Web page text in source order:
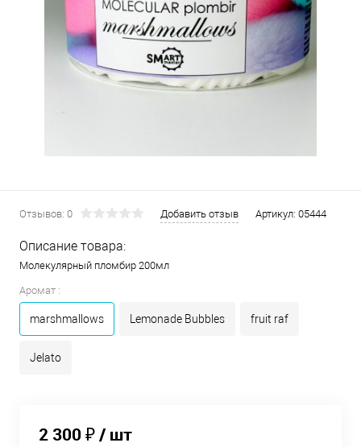
Отзывов: 0 Добавить отзыв Артикул: 05444
Описание товара:
Молекулярный пломбир 200мл
Аромат :
marshmallows Lemonade Bubbles fruit raf
Jelato
2 300 ₽/ шт